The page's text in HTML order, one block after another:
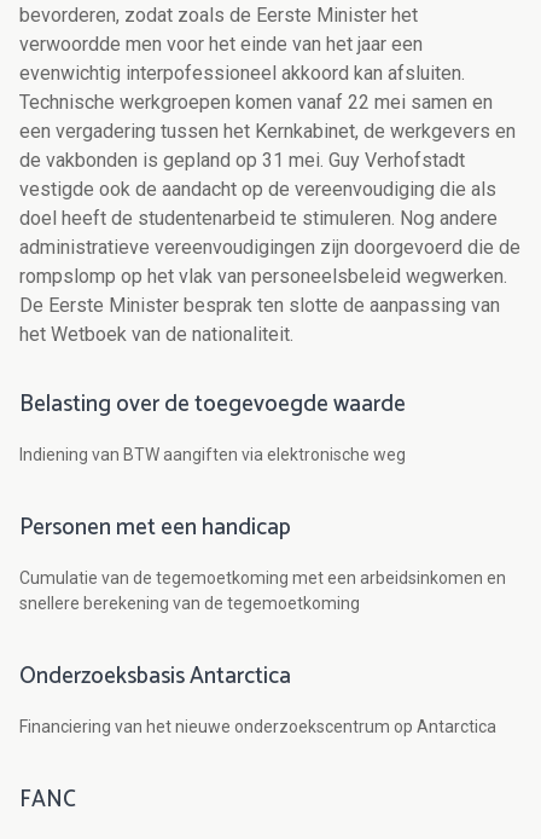
bevorderen, zodat zoals de Eerste Minister het
verwoordde men voor het einde van het jaar een
evenwichtig interpofessioneel akkoord kan afsluiten.
Technische werkgroepen komen vanaf 22 mei samen en
een vergadering tussen het Kernkabinet, de werkgevers en
de vakbonden is gepland op 31 mei. Guy Verhofstadt
vestigde ook de aandacht op de vereenvoudiging die als
doel heeft de studentenarbeid te stimuleren. Nog andere
administratieve vereenvoudigingen zijn doorgevoerd die de
rompslomp op het vlak van personeelsbeleid wegwerken.
De Eerste Minister besprak ten slotte de aanpassing van
het Wetboek van de nationaliteit.
Belasting over de toegevoegde waarde
Indiening van BTW aangiften via elektronische weg
Personen met een handicap
Cumulatie van de tegemoetkoming met een arbeidsinkomen en
snellere berekening van de tegemoetkoming
Onderzoeksbasis Antarctica
Financiering van het nieuwe onderzoekscentrum op Antarctica
FANC